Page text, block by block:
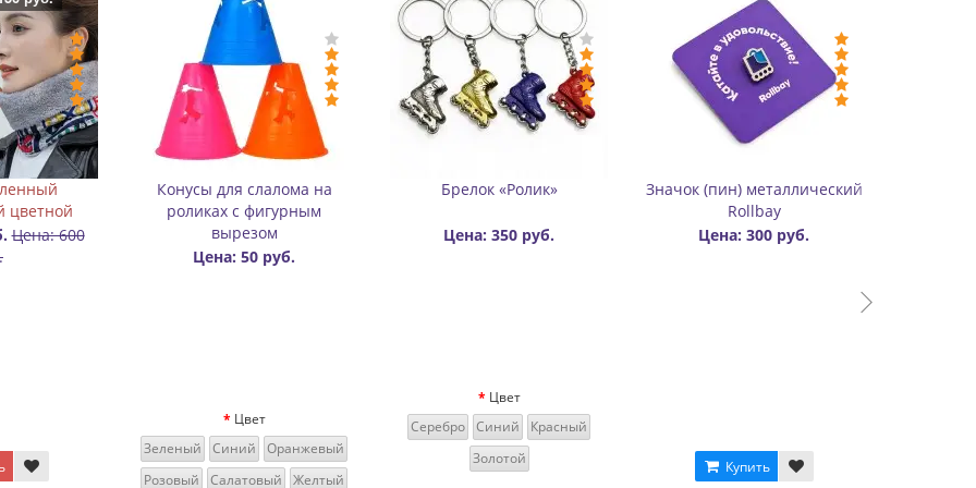
для переноски
пластиковый
Цена: 170 руб.
Красный
Оранжевый
Бафф-шапка двухслойный
цветной
Цена: 300 руб.
Купить
Бафф «Шарф-труба» разные
Цена: 250 руб.
Настольная игра Uno
Цена: 300 руб.